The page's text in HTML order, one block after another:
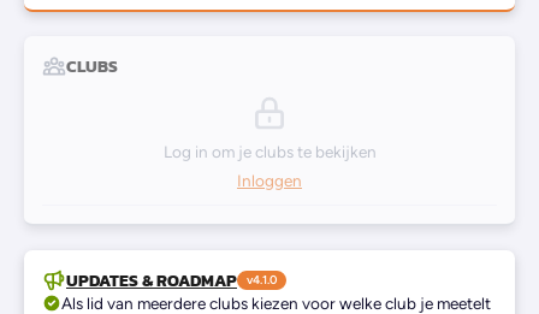
CLUBS
Log in om je clubs te bekijken
Inloggen
UPDATES & ROADMAP v4.1.0
Als lid van meerdere clubs kiezen voor welke club je meetelt